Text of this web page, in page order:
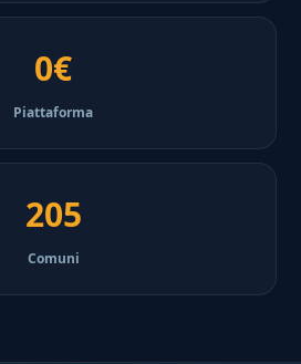
0€
Piattaforma
205
Comuni